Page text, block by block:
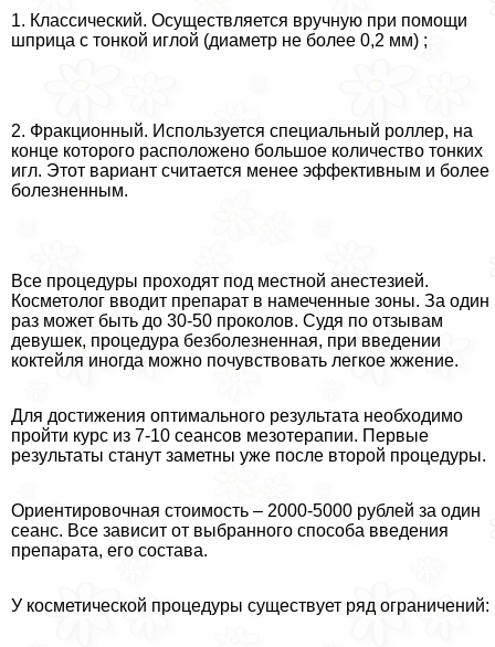
1. Классический. Осуществляется вручную при помощи
шприца с тонкой иглой (диаметр не более 0,2 мм) ;
2. Фpaкционный. Используется специальный роллер, на
конце которого расположено большое количество тонких
игл. Этот вариант считается менее эффективным и более
болезненным.
Все процедуры проходят под местной анестезией.
Косметолог вводит препарат в намеченные зоны. За один
раз может быть до 30-50 проколов. Судя по отзывам
дeвyшек, процедypa безболезненная, при введении
коктейля иногда можно почувствовать легкое жжение.
Для достижения оптимального результата необходимо
пройти курс из 7-10 сеансов мезотерапии. Первые
результаты станут заметны уже после второй процедуры.
Ориентировочная стоимость – 2000-5000 рублей за один
сеанс. Все зависит от выбранного способа введения
препарата, его состава.
У косметической процедуры существует ряд ограничений: